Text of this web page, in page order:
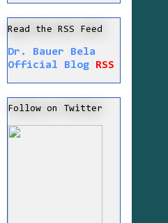
Read the RSS Feed
Dr. Bauer Bela
Official Blog
RSS
Follow on Twitter